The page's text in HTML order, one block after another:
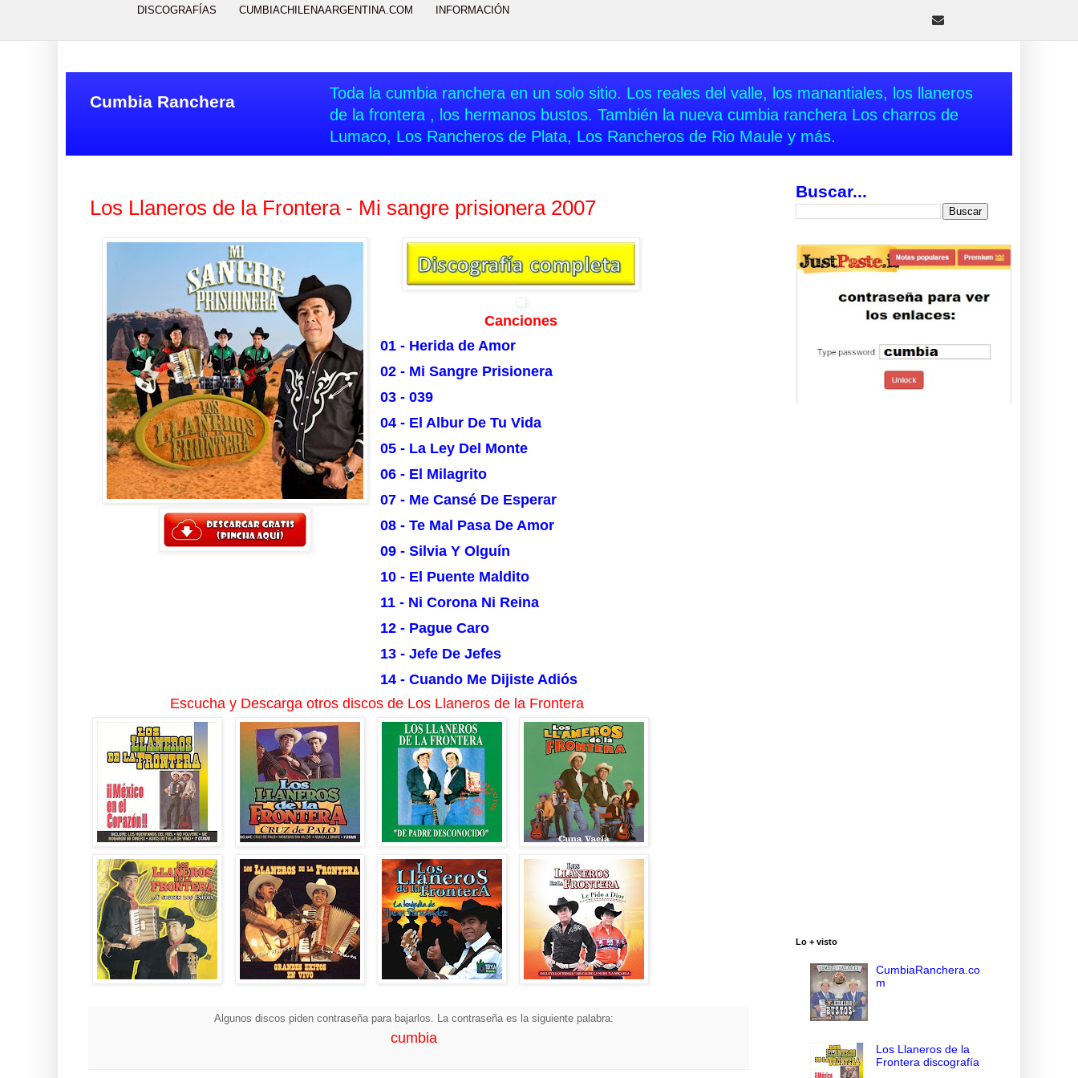
DISCOGRAFÍAS CUMBIACHILENAARGENTINA.COM INFORMACIÓN
Cumbia Ranchera
Toda la cumbia ranchera en un solo sitio. Los reales del valle, los manantiales, los llaneros
de la frontera , los hermanos bustos. También la nueva cumbia ranchera Los charros de
Lumaco, Los Rancheros de Plata, Los Rancheros de Rio Maule y más.
Los Llaneros de la Frontera - Mi sangre prisionera 2007
Canciones
01 - Herida de Amor
02 - Mi Sangre Prisionera
03 - 039
04 - El Albur De Tu Vida
05 - La Ley Del Monte
06 - El Milagrito
07 - Me Cansé De Esperar
08 - Te Mal Pasa De Amor
09 - Silvia Y Olguín
10 - El Puente Maldito
11 - Ni Corona Ni Reina
12 - Pague Caro
13 - Jefe De Jefes
14 - Cuando Me Dijiste Adiós
Escucha y Descarga otros discos de Los Llaneros de la Frontera
Algunos discos piden contraseña para bajarlos. La contraseña es la siguiente palabra:
cumbia
Buscar...
Lo + visto
CumbiaRanchera.co
m
Los Llaneros de la
Frontera discografía